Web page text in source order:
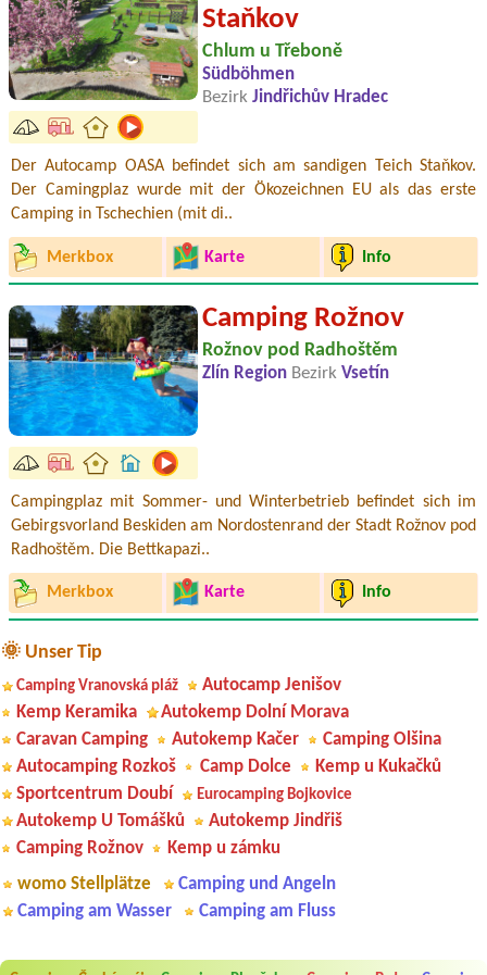
Staňkov
Chlum u Třeboně
Südböhmen
Bezirk Jindřichův Hradec
Der Autocamp OASA befindet sich am sandigen Teich Staňkov.
Der Camingplaz wurde mit der Ökozeichnen EU als das erste
Camping in Tschechien (mit di..
Merkbox Karte Info
Camping Rožnov
Rožnov pod Radhoštěm
Zlín Region Bezirk Vsetín
Campingplaz mit Sommer- und Winterbetrieb befindet sich im
Gebirgsvorland Beskiden am Nordostenrand der Stadt Rožnov pod
Radhoštěm. Die Bettkapazi..
Merkbox Karte Info
🌞 Unser Tip
Camping Vranovská pláž
Autocamp Jenišov
Kemp Keramika
Autokemp Dolní Morava
Caravan Camping
Autokemp Kačer
Camping Olšina
Autocamping Rozkoš
Camp Dolce
Kemp u Kukačků
Sportcentrum Doubí
Eurocamping Bojkovice
Autokemp U Tomášků
Autokemp Jindřiš
Camping Rožnov
Kemp u zámku
womo Stellplätze
Camping und Angeln
Camping am Wasser
Camping am Fluss
Aneta Melicharová***
množství návštěvníků není samozřejmost. V kempu je obchod a